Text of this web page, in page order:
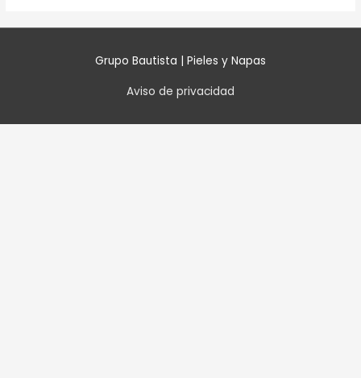
Grupo Bautista | Pieles y Napas
Aviso de privacidad